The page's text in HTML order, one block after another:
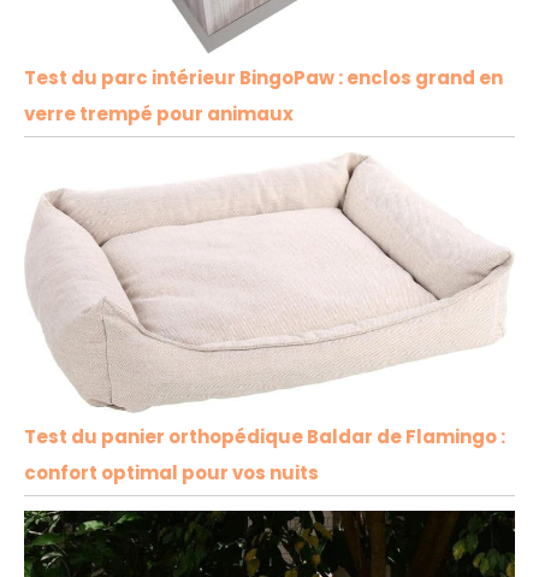
Test du parc intérieur BingoPaw : enclos grand en
verre trempé pour animaux
Test du panier orthopédique Baldar de Flamingo :
confort optimal pour vos nuits